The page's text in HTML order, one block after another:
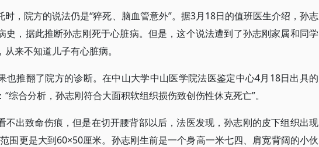
时，院方的说法仍是“猝死、脑血管意外”。据3月18日的值班医生介绍，孙志
史，据此推断孙志刚死于心脏病。但是，这个说法遭到了孙志刚家属和同学
来不知道儿子有心脏病。
也推翻了院方的诊断。在中山大学中山医学院法医鉴定中心4月18日出具的
综合分析，孙志刚符合大面积软组织损伤致创伤性休克死亡”。
不出致命伤痕，但是在切开腰背部以后，法医发现，孙志刚的皮下组织出现
围更是大到60×50厘米。孙志刚生前是一个身高一米七四、肩宽背阔的小伙